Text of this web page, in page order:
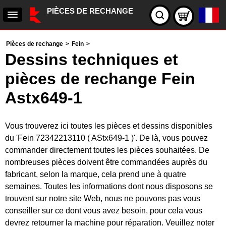
PIÈCES DE RECHANGE
Pièces de rechange > Fein >
Dessins techniques et
pièces de rechange Fein
Astx649-1
Vous trouverez ici toutes les pièces et dessins disponibles
du 'Fein 72342213110 ( AStx649-1 )'. De là, vous pouvez
commander directement toutes les pièces souhaitées. De
nombreuses pièces doivent être commandées auprès du
fabricant, selon la marque, cela prend une à quatre
semaines. Toutes les informations dont nous disposons se
trouvent sur notre site Web, nous ne pouvons pas vous
conseiller sur ce dont vous avez besoin, pour cela vous
devrez retourner la machine pour réparation. Veuillez noter